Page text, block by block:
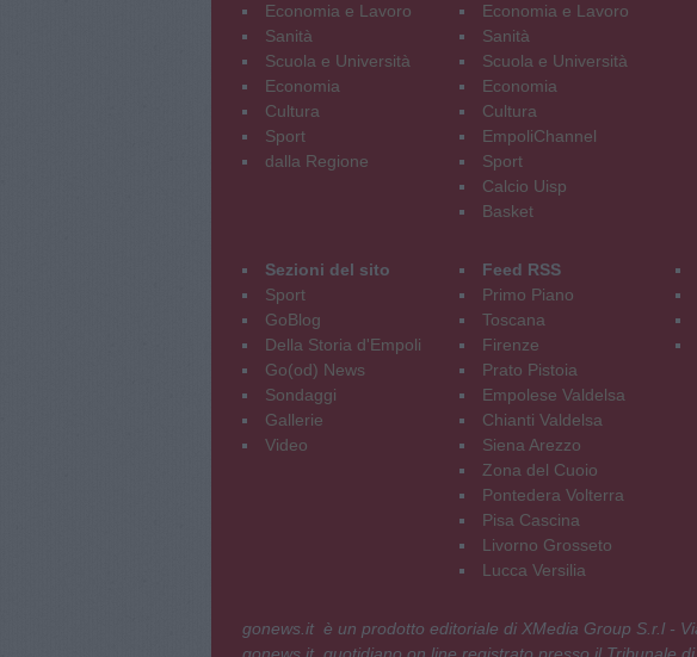
Economia e Lavoro
Sanità
Scuola e Università
Economia
Cultura
Sport
dalla Regione
Economia e Lavoro
Sanità
Scuola e Università
Economia
Cultura
EmpoliChannel
Sport
Calcio Uisp
Basket
Sezioni del sito
Sport
GoBlog
Della Storia d'Empoli
Go(od) News
Sondaggi
Gallerie
Video
Feed RSS
Primo Piano
Toscana
Firenze
Prato Pistoia
Empolese Valdelsa
Chianti Valdelsa
Siena Arezzo
Zona del Cuoio
Pontedera Volterra
Pisa Cascina
Livorno Grosseto
Lucca Versilia
gonews.it è un prodotto editoriale di XMedia Group S.r.l -